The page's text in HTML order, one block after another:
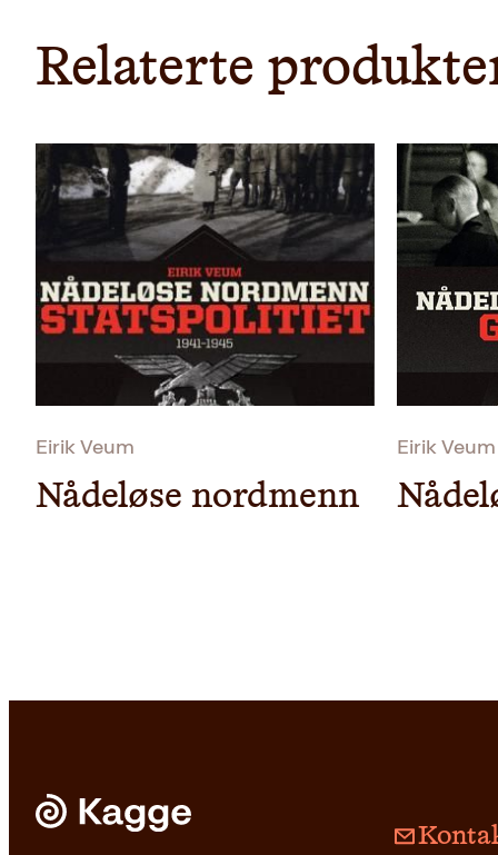
Relaterte
Eirik Veum
Nådeløse nordmenn
Eirik Veum